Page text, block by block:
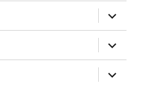
anzeigen
anzeigen
anzeigen